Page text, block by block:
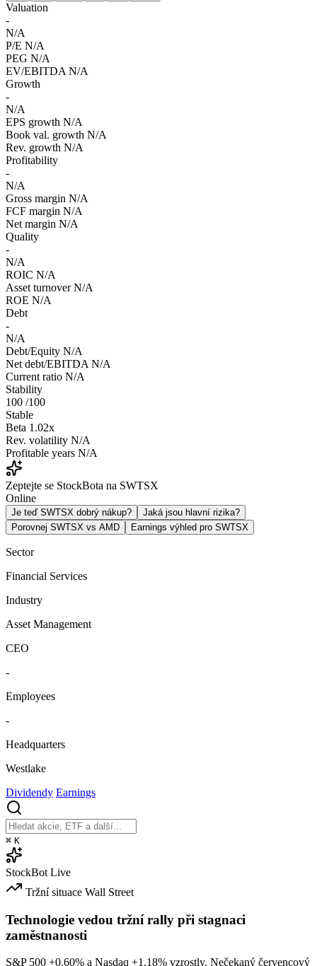
Valuation
-
N/A
P/E N/A
PEG N/A
EV/EBITDA N/A
Growth
-
N/A
EPS growth N/A
Book val. growth N/A
Rev. growth N/A
Profitability
-
N/A
Gross margin N/A
FCF margin N/A
Net margin N/A
Quality
-
N/A
ROIC N/A
Asset turnover N/A
ROE N/A
Debt
-
N/A
Debt/Equity N/A
Net debt/EBITDA N/A
Current ratio N/A
Stability
100 /100
Stable
Beta 1.02x
Rev. volatility N/A
Profitable years N/A
Zeptejte se StockBota na SWTSX
Online
Je teď SWTSX dobrý nákup?
Jaká jsou hlavní rizika?
Porovnej SWTSX vs AMD
Earnings výhled pro SWTSX
Sector
Financial Services
Industry
Asset Management
CEO
-
Employees
-
Headquarters
Westlake
Dividendy Earnings
⌘ K
StockBot Live
Tržní situace Wall Street
Technologie vedou tržní rally při stagnaci
zaměstnanosti
S&P 500 +0.60% a Nasdaq +1.18% vzrostly. Nečekaný červencový